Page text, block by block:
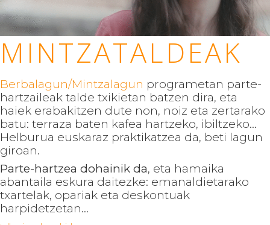
MINTZATALDEAK
Berbalagun/Mintzalagun programetan parte-
hartzaileak talde txikietan batzen dira, eta
haiek erabakitzen dute non, noiz eta zertarako
batu: terraza baten kafea hartzeko, ibiltzeko...
Helburua euskaraz praktikatzea da, beti lagun
giroan.
Parte-hartzea dohainik da, eta hamaika
abantaila eskura daitezke: emanaldietarako
txartelak, opariak eta deskontuak
harpidetzetan...